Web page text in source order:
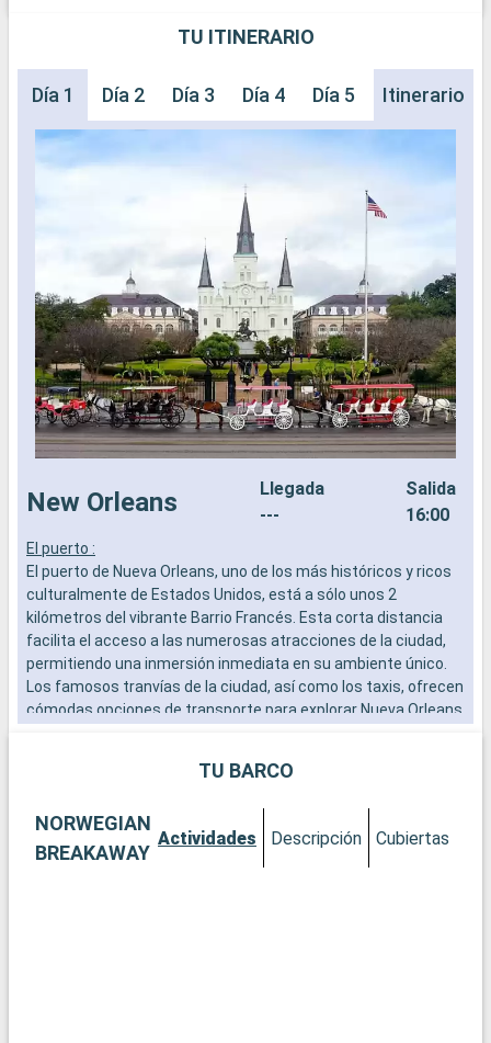
TU ITINERARIO
Día 1 Día 2 Día 3 Día 4 Día 5 Día 6 Día
Itinerario
New Orleans
Llegada
---
Salida
16:00
El puerto :
El puerto de Nueva Orleans, uno de los más históricos y ricos
culturalmente de Estados Unidos, está a sólo unos 2
kilómetros del vibrante Barrio Francés. Esta corta distancia
facilita el acceso a las numerosas atracciones de la ciudad,
permitiendo una inmersión inmediata en su ambiente único.
Los famosos tranvías de la ciudad, así como los taxis, ofrecen
cómodas opciones de transporte para explorar Nueva Orleans
Qué visitar en Nueva Orleans
armoniosamente influencias francesas, criollas, amerindias y
españolas. El Barrio Francés, con su arquitectura histórica,
sus calles adoquinadas y su ambiente festivo, es una
TU BARCO
NORWEGIAN
BREAKAWAY
Actividades Descripción Cubiertas